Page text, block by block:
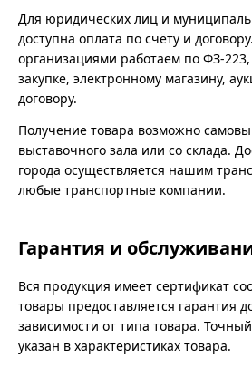
Для юридических лиц и
доступна оплата по счёту и
организациями работаем по ФЗ-
закупке, электронному магазину,
договору.
Получение товара возможно
выставочного зала или со склада.
города осуществляется нашим
любые транспортные компании.
Гарантия и
Вся продукция имеет сертификат
товары предоставляется гарантия
зависимости от типа товара.
указан в характеристиках товара.